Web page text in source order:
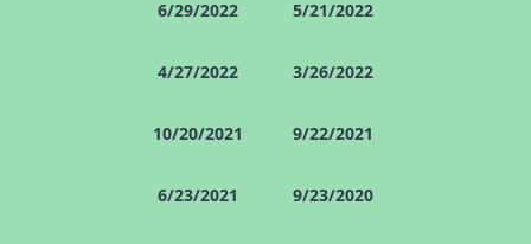
6/29/2022 5/21/2022
4/27/2022 3/26/2022
10/20/2021 9/22/2021
6/23/2021 9/23/2020